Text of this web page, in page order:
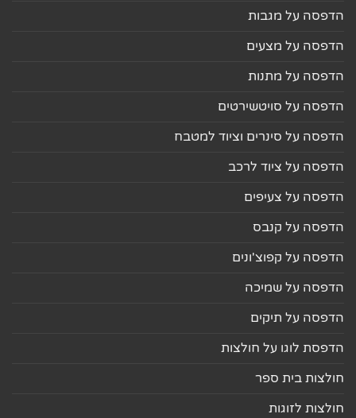
הדפסה על מגבות
הדפסה על מצעים
הדפסה על מתנות
הדפסה על סויטשירטים
הדפסה על סינרים וציוד למטבח
הדפסה על ציוד לרכב
הדפסה על צעיפים
הדפסה על קנבס
הדפסה על קפוצ'ונים
הדפסה על שמיכה
הדפסה על תיקים
הדפסת לוגו על חולצות
חולצות בית ספר
חולצות לזוגות